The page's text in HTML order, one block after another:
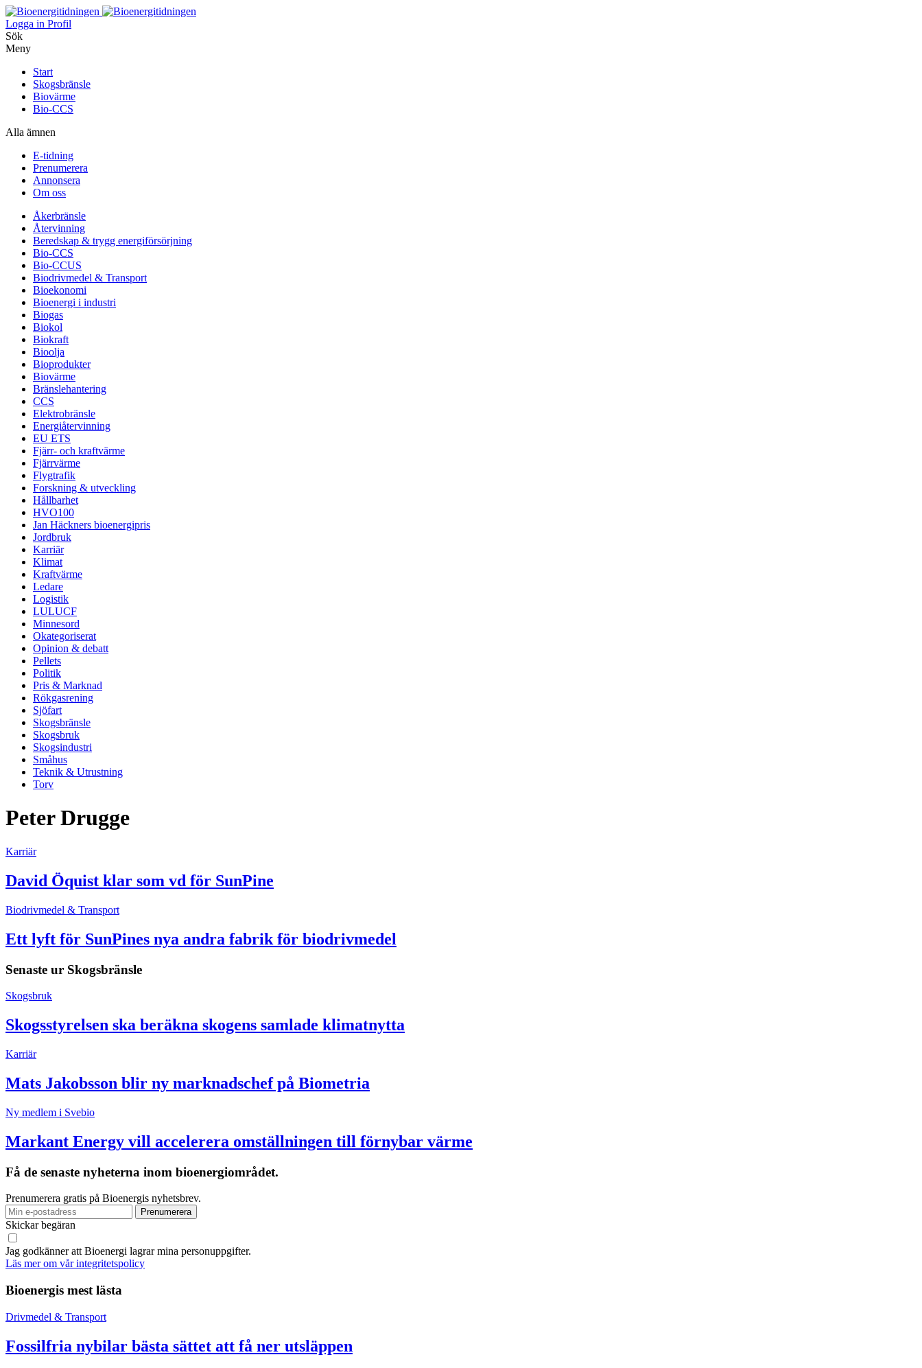
Logga in Profil
Sök
Meny
Start
Skogsbränsle
Biovärme
Bio-CCS
Alla ämnen
E-tidning
Prenumerera
Annonsera
Om oss
Åkerbränsle
Återvinning
Beredskap & trygg energiförsörjning
Bio-CCS
Bio-CCUS
Biodrivmedel & Transport
Bioekonomi
Bioenergi i industri
Biogas
Biokol
Biokraft
Bioolja
Bioprodukter
Biovärme
Bränslehantering
CCS
Elektrobränsle
Energiåtervinning
EU ETS
Fjärr- och kraftvärme
Fjärrvärme
Flygtrafik
Forskning & utveckling
Hållbarhet
HVO100
Jan Häckners bioenergipris
Jordbruk
Karriär
Klimat
Kraftvärme
Ledare
Logistik
LULUCF
Minnesord
Okategoriserat
Opinion & debatt
Pellets
Politik
Pris & Marknad
Rökgasrening
Sjöfart
Skogsbränsle
Skogsbruk
Skogsindustri
Småhus
Teknik & Utrustning
Torv
Peter Drugge
Karriär
David Öquist klar som vd för SunPine
Biodrivmedel & Transport
Ett lyft för SunPines nya andra fabrik för biodrivmedel
Senaste ur Skogsbränsle
Skogsbruk
Skogsstyrelsen ska beräkna skogens samlade klimatnytta
Karriär
Mats Jakobsson blir ny marknadschef på Biometria
Ny medlem i Svebio
Markant Energy vill accelerera omställningen till förnybar värme
Få de senaste nyheterna inom bioenergiområdet.
Prenumerera gratis på Bioenergis nyhetsbrev.
Skickar begäran
Jag godkänner att Bioenergi lagrar mina personuppgifter.
Läs mer om vår integritetspolicy
Bioenergis mest lästa
Drivmedel & Transport
Fossilfria nybilar bästa sättet att få ner utsläppen